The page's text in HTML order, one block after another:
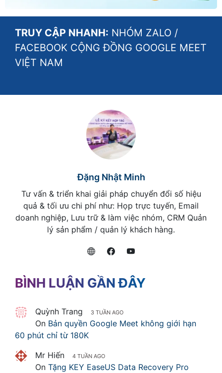
TRUY CẬP NHANH: NHÓM ZALO /
FACEBOOK CỘNG ĐỒNG GOOGLE MEET
VIỆT NAM
Đặng Nhật Minh
Tư vấn & triển khai giải pháp chuyển đổi số hiệu
quả & tối ưu chi phí như: Họp trực tuyến, Email
doanh nghiệp, Lưu trữ & làm việc nhóm, CRM Quản
lý sản phẩm / quản lý khách hàng.
BÌNH LUẬN GẦN ĐÂY
Quỳnh Trang 3 TUẦN AGO
On Bản quyền Google Meet không giới hạn
60 phút chỉ từ 180K
Mr Hiến
4 TUẦN AGO
On Tặng KEY EaseUS Data Recovery Pro